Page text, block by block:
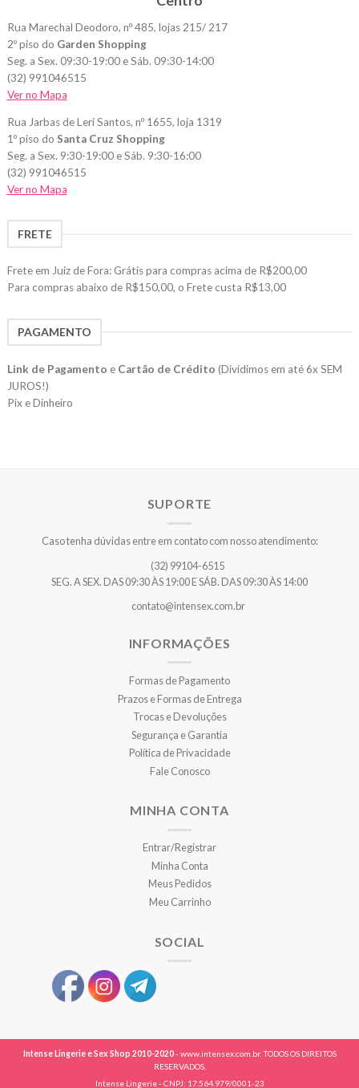
Rua Marechal Deodoro, nº 485, lojas 215/ 217
2º piso do Garden Shopping
Seg. a Sex. 09:30-19:00 e Sáb. 09:30-14:00
(32) 991046515
Ver no Mapa
Rua Jarbas de Leri Santos, nº 1655, loja 1319
1º piso do Santa Cruz Shopping
Seg. a Sex. 9:30-19:00 e Sáb. 9:30-16:00
(32) 991046515
Ver no Mapa
FRETE
Frete em Juiz de Fora: Grátis para compras acima de R$200,00
Para compras abaixo de R$150,00, o Frete custa R$13,00
PAGAMENTO
Link de Pagamento e Cartão de Crédito (Dividimos em até 6x SEM
JUROS!)
Pix e Dinheiro
SUPORTE
Caso tenha dúvidas entre em contato com nosso atendimento:
(32) 99104-6515
SEG. A SEX. DAS 09:30 ÀS 19:00 E SÁB. DAS 09:30 ÀS 14:00
contato@intensex.com.br
INFORMAÇÕES
Formas de Pagamento
Prazos e Formas de Entrega
Trocas e Devoluções
Segurança e Garantia
Política de Privacidade
Fale Conosco
MINHA CONTA
Entrar/Registrar
Minha Conta
Meus Pedidos
Meu Carrinho
SOCIAL
Intense Lingerie e Sex Shop 2010-2020- www.intensex.com.br. TODOS OS DIREITOS
RESERVADOS.
Intense Lingerie - CNPJ: 17.564.979/0001-23